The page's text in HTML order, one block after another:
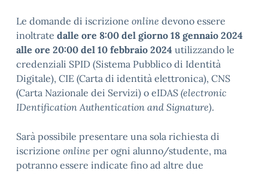
Le domande di iscrizione online devono essere
inoltrate dalle ore 8:00 del giorno 18 gennaio 2024
alle ore 20:00 del 10 febbraio 2024 utilizzando le
credenziali SPID (Sistema Pubblico di Identità
Digitale), CIE (Carta di identità elettronica), CNS
(Carta Nazionale dei Servizi) o eIDAS (electronic
IDentification Authentication and Signature).
Sarà possibile presentare una sola richiesta di
iscrizione online per ogni alunno/studente, ma
potranno essere indicate fino ad altre due